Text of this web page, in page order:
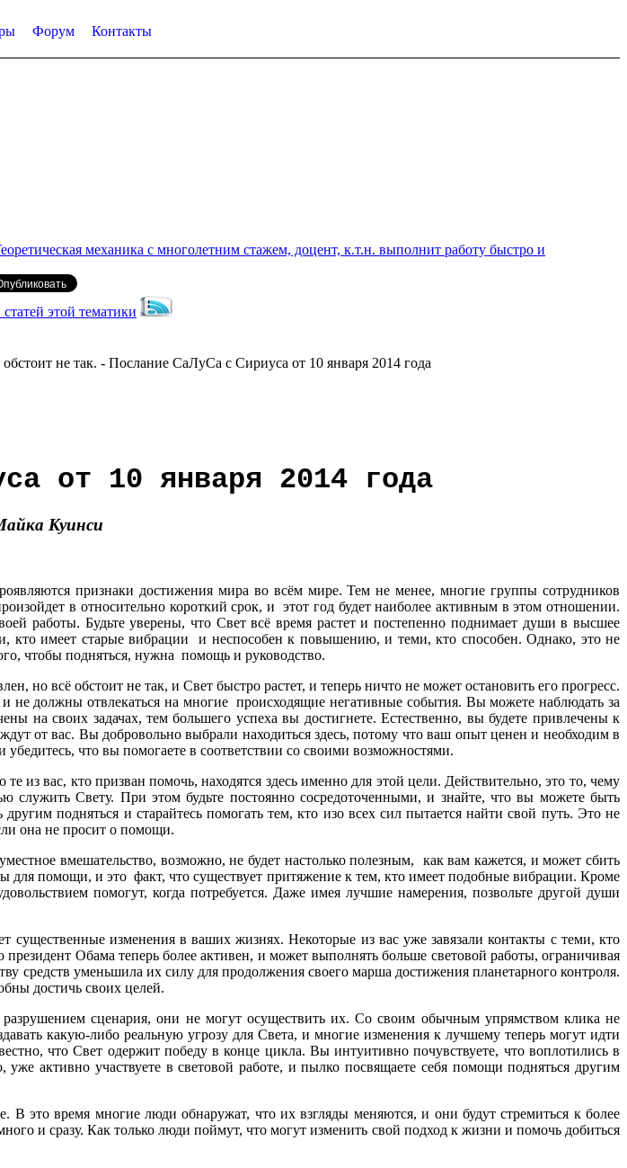
Форум Контакты
механика с многолетним стажем, доцент, к.т.н. выполнит работу быстро и
этой тематики
не так. - Послание СаЛуСа с Сириуса от 10 января 2014 года
от 10 января 2014 года
Куинси
признаки достижения мира во всём мире. Тем не менее, многие группы сотрудников
в относительно короткий срок, и этот год будет наиболее активным в этом отношении.
работы. Будьте уверены, что Свет всё время растет и постепенно поднимает души в высшее
кто имеет старые вибрации и неспособен к повышению, и теми, кто способен. Однако, это не
чтобы подняться, нужна помощь и руководство.
но всё обстоит не так, и Свет быстро растет, и теперь ничто не может остановить его прогресс.
должны отвлекаться на многие происходящие негативные события. Вы можете наблюдать за
на своих задачах, тем большего успеха вы достигнете. Естественно, вы будете привлечены к
от вас. Вы добровольно выбрали находиться здесь, потому что ваш опыт ценен и необходим в
что вы помогаете в соответствии со своими возможностями.
вас, кто призван помочь, находятся здесь именно для этой цели. Действительно, это то, чему
служить Свету. При этом будьте постоянно сосредоточенными, и знайте, что вы можете быть
подняться и старайтесь помогать тем, кто изо всех сил пытается найти свой путь. Это не
она не просит о помощи.
вмешательство, возможно, не будет настолько полезным, как вам кажется, и может сбить
помощи, и это факт, что существует притяжение к тем, кто имеет подобные вибрации. Кроме
помогут, когда потребуется. Даже имея лучшие намерения, позвольте другой души
изменения в ваших жизнях. Некоторые из вас уже завязали контакты с теми, кто
Обама теперь более активен, и может выполнять больше световой работы, ограничивая
средств уменьшила их силу для продолжения своего марша достижения планетарного контроля.
достичь своих целей.
сценария, они не могут осуществить их. Со своим обычным упрямством клика не
какую-либо реальную угрозу для Света, и многие изменения к лучшему теперь могут идти
что Свет одержит победу в конце цикла. Вы интуитивно почувствуете, что воплотились в
активно участвуете в световой работе, и пылко посвящаете себя помощи подняться другим
это время многие люди обнаружат, что их взгляды меняются, и они будут стремиться к более
и сразу. Как только люди поймут, что могут изменить свой подход к жизни и помочь добиться